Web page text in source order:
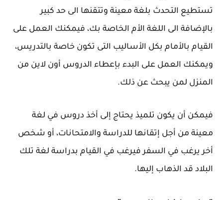
تستطيع التحدث بلغة معينة وتتقنها الى حد كبير
بالإضافة الى اللغة الأم الخاصة بك، فيمكنك العمل على
القيام بالأمام بكل الأساليب التى تكون خاصة بالتدريس،
ويمكنك العمل على البدء بإعطاء الدروس أون لاين من
المنزل لمن يبحث عن ذلك.
فيمكن أن يكون تلميذ يحتاج إلى أخذ دروس في لغة
معينة من أجل إتقانها للدراسة والامتحانات، أو شخص
أخر يرغب في السفر فيرغب في القيام بدراسة لغة تلك
البلاد قد الذهاب إليها.